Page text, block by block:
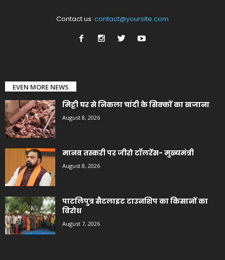
Contact us: contact@yoursite.com
EVEN MORE NEWS
मिट्टी घर से निकला चांदी के सिक्कों का खजाना
August 8, 2026
मानव तस्करी पर जीरो टॉलरेंस- मुख्यमंत्री
August 8, 2026
पाटलिपुत्र सैटलाइट टाउनशिप का किसानों का
विरोध
August 7, 2026